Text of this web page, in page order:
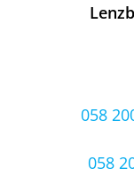
058
058